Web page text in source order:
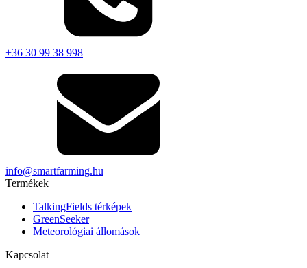
+36 30 99 38 998
info@smartfarming.hu
Termékek
TalkingFields térképek
GreenSeeker
Meteorológiai állomások
Kapcsolat